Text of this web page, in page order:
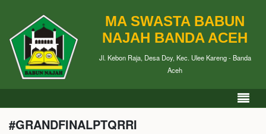
MA SWASTA BABUN
NAJAH BANDA ACEH
Jl. Kebon Raja, Desa Doy, Kec. Ulee Kareng - Banda
Aceh
#GRANDFINALPTQRRI